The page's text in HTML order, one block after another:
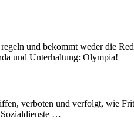
und bekommt weder die
und Unterhaltung: Olympia!
verboten und verfolgt, wie
Sozialdienste …